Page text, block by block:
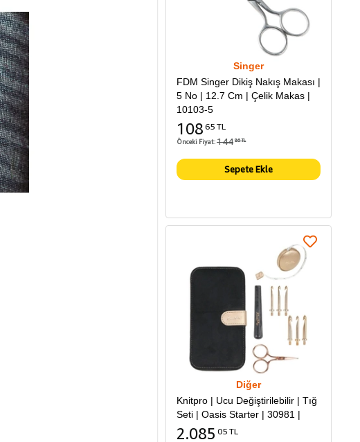
Singer
FDM Singer Dikiş Nakış Makası |
5 No | 12.7 Cm | Çelik Makas |
10103-5
108 65 TL
Önceki Fiyat:144 86 TL
Sepete Ekle
Diğer
Knitpro | Ucu Değiştirilebilir | Tığ
Seti | Oasis Starter | 30981 |
2.085 05 TL